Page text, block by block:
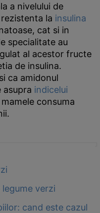
a nivelului de
la insulina
cat si in
specialitate au
al acestor fructe
de insulina.
ca amidonul
indicelui
consuma
verzi
cand este cazul